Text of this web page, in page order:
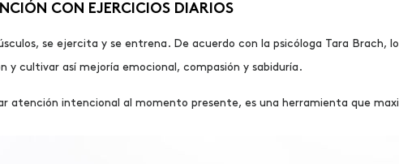
CON EJERCICIOS DIARIOS
se ejercita y se entrena. De acuerdo con la psicóloga Tara Brach,
y cultivar así mejoría emocional, compasión y sabiduría.
atención intencional al momento presente, es una herramienta que